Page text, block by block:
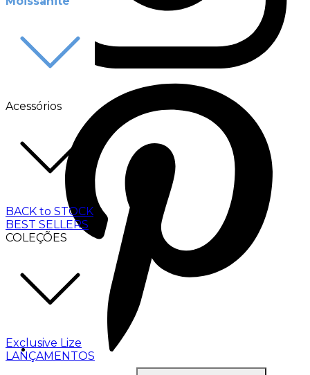
Acessórios
BACK to STOCK
BEST SELLERS
COLEÇÕES
Exclusive Lize
LANÇAMENTOS